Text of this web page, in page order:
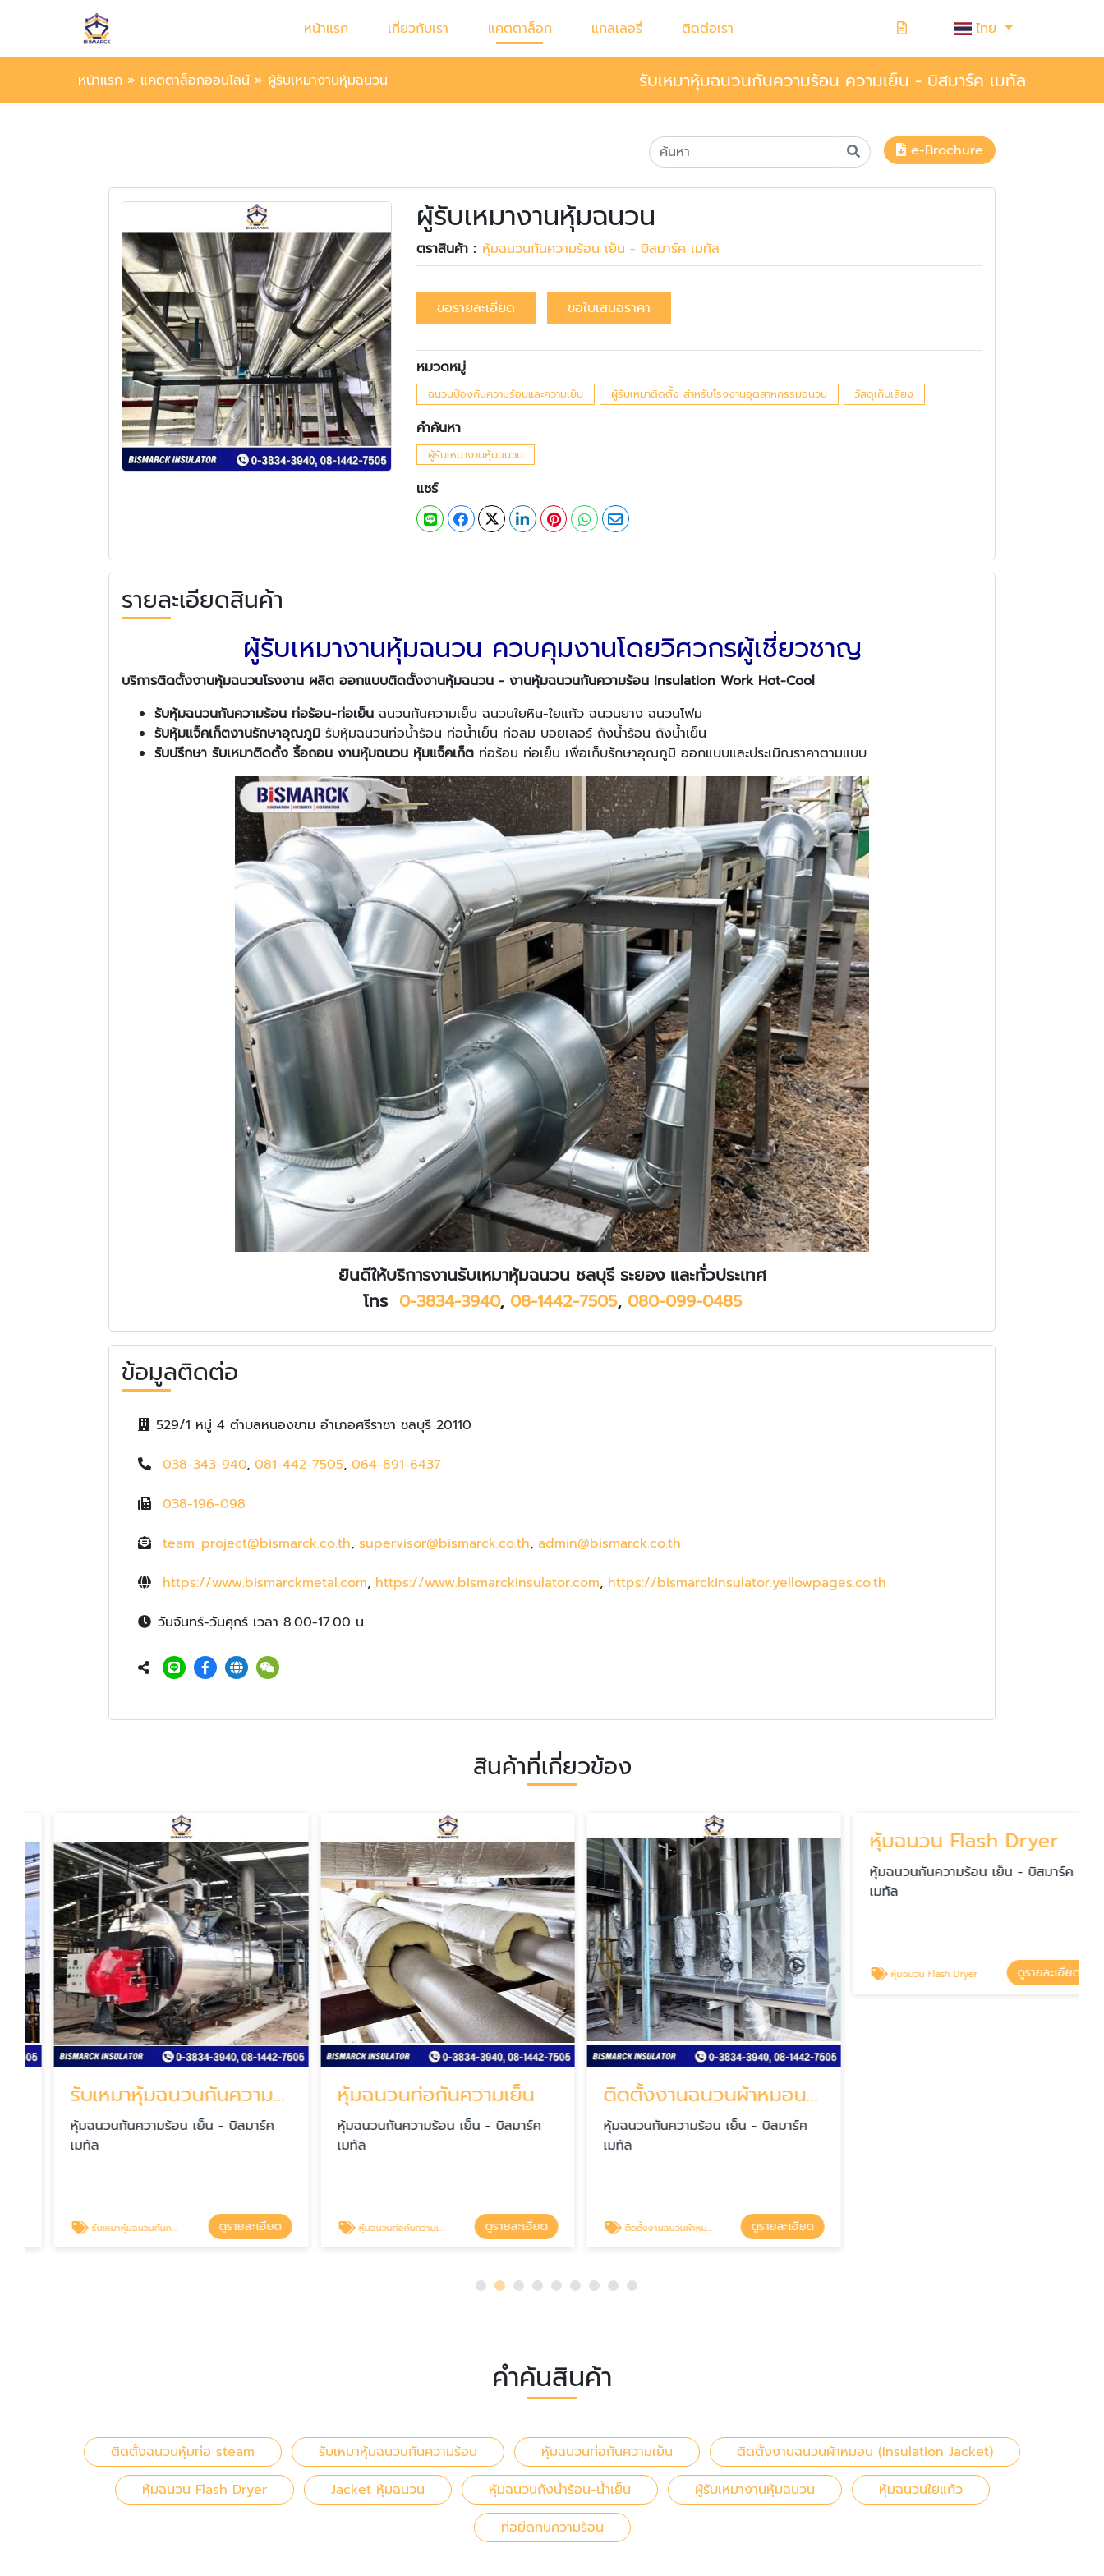
หน้าแรก เกี่ยวกับเรา แคตตาล็อก แกลเลอรี่ ติดต่อเรา ไทย
หน้าแรก » แคตตาล็อกออนไลน์ » ผู้รับเหมางานหุ้มฉนวน รับเหมาหุ้มฉนวนกันความร้อน ความเย็น - บิสมาร์ค เมทัล
e-Brochure
ผู้รับเหมางานหุ้มฉนวน
ตราสินค้า : หุ้มฉนวนกันความร้อน เย็น - บิสมาร์ค เมทัล
ขอรายละเอียด ขอใบเสนอราคา
หมวดหมู่
ฉนวนป้องกันความร้อนและความเย็น ผู้รับเหมาติดตั้ง สำหรับโรงงานอุตสาหกรรมฉนวน วัสดุเก็บเสียง
คำค้นหา
ผู้รับเหมางานหุ้มฉนวน
แชร์
รายละเอียดสินค้า
ผู้รับเหมางานหุ้มฉนวน ควบคุมงานโดยวิศวกรผู้เชี่ยวชาญ
บริการติดตั้งงานหุ้มฉนวนโรงงาน ผลิต ออกแบบติดตั้งงานหุ้มฉนวน - งานหุ้มฉนวนกันความร้อน Insulation Work Hot-Cool
รับหุ้มฉนวนกันความร้อน ท่อร้อน-ท่อเย็น ฉนวนกันความเย็น ฉนวนใยหิน-ใยแก้ว ฉนวนยาง ฉนวนโฟม
รับหุ้มแจ็คเก็ตงานรักษาอุณภูมิ รับหุ้มฉนวนท่อน้ำร้อน ท่อน้ำเย็น ท่อลม บอยเลอร์ ถังน้ำร้อน ถังน้ำเย็น
รับปรึกษา รับเหมาติดตั้ง รื้อถอน งานหุ้มฉนวน หุ้มแจ็คเก็ต ท่อร้อน ท่อเย็น เพื่อเก็บรักษาอุณภูมิ ออกแบบและประเมิณราคาตามแบบ
ยินดีให้บริการงานรับเหมาหุ้มฉนวน ชลบุรี ระยอง และทั่วประเทศ
โทร 0-3834-3940, 08-1442-7505, 080-099-0485
ข้อมูลติดต่อ
529/1 หมู่ 4 ตำบลหนองขาม อำเภอศรีราชา ชลบุรี 20110
038-343-940, 081-442-7505, 064-891-6437
038-196-098
team_project@bismarck.co.th, supervisor@bismarck.co.th, admin@bismarck.co.th
https://www.bismarckmetal.com, https://www.bismarckinsulator.com, https://bismarckinsulator.yellowpages.co.th
วันจันทร์-วันศุกร์ เวลา 8.00-17.00 น.
สินค้าที่เกี่ยวข้อง
รับเหมาหุ้มฉนวนกันความร้อน
หุ้มฉนวนกันความร้อน เย็น - บิสมาร์ค
รับเหมาหุ้มฉนวนกันความร้อน ดูรายละเอียด
หุ้มฉนวนท่อกันความเย็น
หุ้มฉนวนกันความร้อน เย็น - บิสมาร์ค
หุ้มฉนวนท่อกันความเย็น ดูรายละเอียด
ติดตั้งงานฉนวนผ้าหมอน (Insulation Jacket)
หุ้มฉนวนกันความร้อน เย็น - บิสมาร์ค
ติดตั้งงานฉนวนผ้าหมอน (Insulation Jacket) ดูรายละเอียด
หุ้มฉนวน Flash Dryer
หุ้มฉนวนกันความร้อน เย็น - บิสมาร์ค
หุ้มฉนวน Flash Dryer ดูรายละเอียด
คำค้นสินค้า
ติดตั้งฉนวนหุ้มท่อ steam รับเหมาหุ้มฉนวนกันความร้อน หุ้มฉนวนท่อกันความเย็น
ติดตั้งงานฉนวนผ้าหมอน (Insulation Jacket)
หุ้มฉนวน Flash Dryer
Jacket หุ้มฉนวน หุ้มฉนวนถังน้ำร้อน-น้ำเย็น ผู้รับเหมางานหุ้มฉนวน
หุ้มฉนวนใยแก้ว
ท่อยืดทนความร้อน